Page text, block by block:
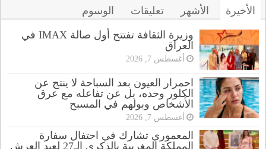
الأخيرة الأشهر تعليقات الوسوم
وزيرة الثقافة تفتتح أول صالة IMAX في
العراق
أغسطس 7, 2026
احمرار العيون بعد السباحة لا ينتج عن
الكلور وحده، بل عن تفاعله مع عرق
الأشخاص وبولهم في المسبح
أغسطس 7, 2026
المعموري تشارك في احتفال سفارة
المملكة المغربية بالذكرى الـ27 لعيد العرش